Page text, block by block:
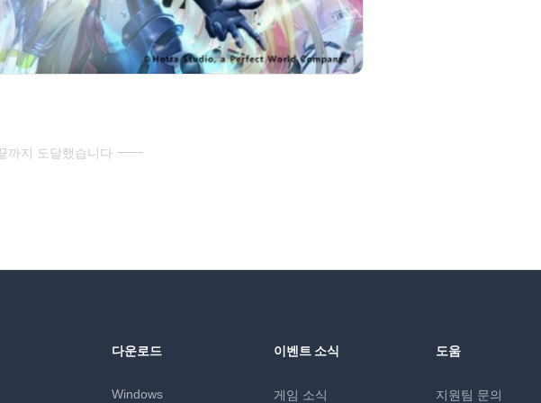
까지 도달했습니다
다운로드
Windows
이벤트 소식
게임 소식
도움
지원팀 문의